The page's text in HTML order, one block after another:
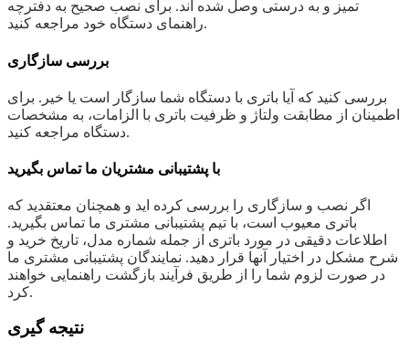
تمیز و به درستی وصل شده اند. برای نصب صحیح به دفترچه
راهنمای دستگاه خود مراجعه کنید.
بررسی سازگاری
بررسی کنید که آیا باتری با دستگاه شما سازگار است یا خیر. برای
اطمینان از مطابقت ولتاژ و ظرفیت باتری با الزامات، به مشخصات
دستگاه مراجعه کنید.
با پشتیبانی مشتریان ما تماس بگیرید
اگر نصب و سازگاری را بررسی کرده اید و همچنان معتقدید که
باتری معیوب است، با تیم پشتیبانی مشتری ما تماس بگیرید.
اطلاعات دقیقی در مورد باتری از جمله شماره مدل، تاریخ خرید و
شرح مشکل در اختیار آنها قرار دهید. نمایندگان پشتیبانی مشتری ما
در صورت لزوم شما را از طریق فرآیند بازگشت راهنمایی خواهند
کرد.
نتیجه گیری